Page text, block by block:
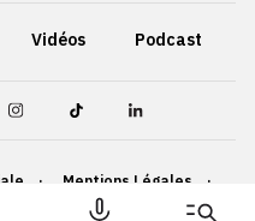
Vidéos Podcast
Mentions Légales
Cookies